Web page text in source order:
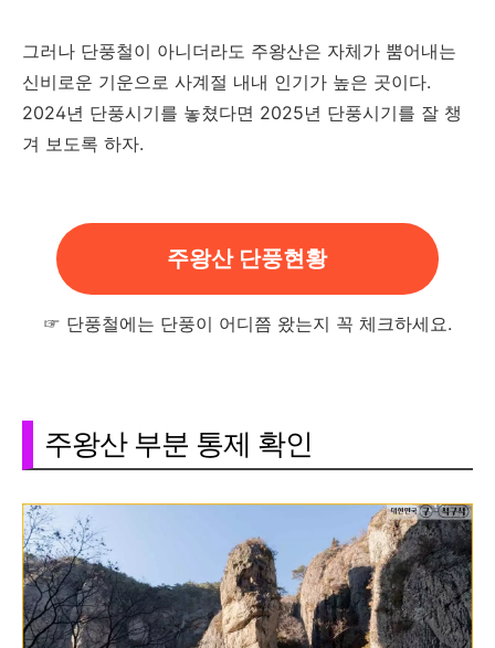
그러나 단풍철이 아니더라도 주왕산은 자체가 뿜어내는
신비로운 기운으로 사계절 내내 인기가 높은 곳이다.
2024년 단풍시기를 놓쳤다면 2025년 단풍시기를 잘 챙
겨 보도록 하자.
주왕산 단풍현황
☞ 단풍철에는 단풍이 어디쯤 왔는지 꼭 체크하세요.
주왕산 부분 통제 확인